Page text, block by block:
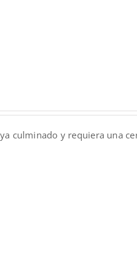
culminado y requiera una